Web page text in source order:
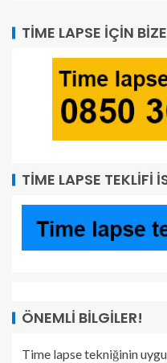
TIME LAPSE İÇIN
TIME LAPSE TEKLIFI
ÖNEMLI BILGILER!
Time lapse tekniğinin